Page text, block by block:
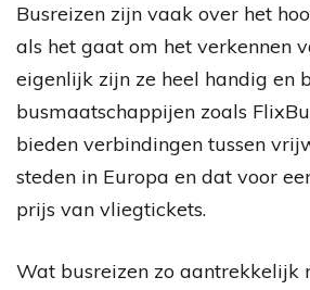
Busreizen zijn vaak over het
als het gaat om het verkennen
eigenlijk zijn ze heel handig en
busmaatschappijen zoals
bieden verbindingen tussen
steden in Europa en dat voor
prijs van vliegtickets.
Wat busreizen zo aantrekkelijk